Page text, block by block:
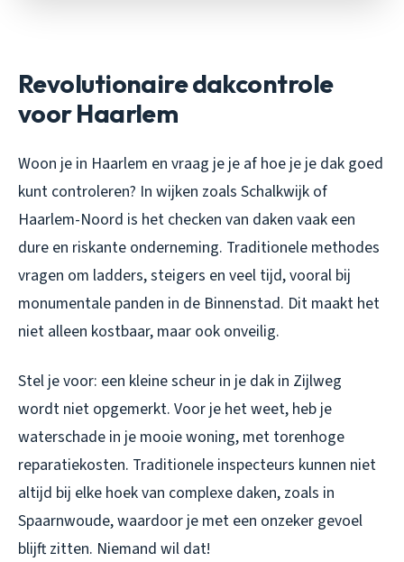
Revolutionaire dakcontrole
voor Haarlem
Woon je in Haarlem en vraag je je af hoe je je dak goed
kunt controleren? In wijken zoals Schalkwijk of
Haarlem-Noord is het checken van daken vaak een
dure en riskante onderneming. Traditionele methodes
vragen om ladders, steigers en veel tijd, vooral bij
monumentale panden in de Binnenstad. Dit maakt het
niet alleen kostbaar, maar ook onveilig.
Stel je voor: een kleine scheur in je dak in Zijlweg
wordt niet opgemerkt. Voor je het weet, heb je
waterschade in je mooie woning, met torenhoge
reparatiekosten. Traditionele inspecteurs kunnen niet
altijd bij elke hoek van complexe daken, zoals in
Spaarnwoude, waardoor je met een onzeker gevoel
blijft zitten. Niemand wil dat!